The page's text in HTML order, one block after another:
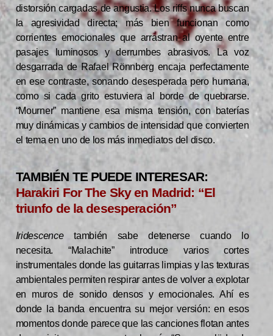
distorsión cargadas de angustia. Los riffs nunca buscan
la agresividad directa; más bien funcionan como
corrientes emocionales que arrastran al oyente entre
pasajes luminosos y derrumbes abrasivos. La voz
desgarrada de Rafael Rönnberg encaja perfectamente
en ese contraste, sonando desesperada pero humana,
como si cada grito estuviera al borde de quebrarse.
“Mourner” mantiene esa misma tensión, con baterías
muy dinámicas y cambios de intensidad que convierten
el tema en uno de los más inmediatos del disco.
TAMBIÉN TE PUEDE INTERESAR:
Harakiri For The Sky en Madrid: “El
triunfo de la desesperación”
Iridescencetambién sabe detenerse cuando lo
necesita. “Malachite” introduce varios cortes
instrumentales donde las guitarras limpias y las texturas
ambientales permiten respirar antes de volver a explotar
en muros de sonido densos y emocionales. Ahí es
donde la banda encuentra su mejor versión: en esos
momentos donde parece que las canciones flotan antes